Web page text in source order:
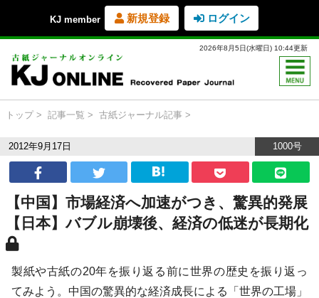
KJ member 新規登録 ログイン
2026年8月5日(水曜日) 10:44更新
トップ 記事一覧 古紙ジャーナル記事
2012年9月17日 1000号
【中国】市場経済へ加速がつき、驚異的発展
【日本】バブル崩壊後、経済の低迷が長期化
製紙や古紙の20年を振り返る前に世界の歴史を振り返っ
てみよう。中国の驚異的な経済成長による「世界の工場」